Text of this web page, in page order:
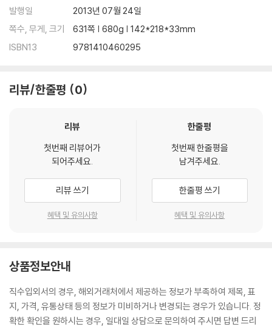
발행일
2013년 07월 24일
쪽수, 무게, 크기
631쪽 | 680g | 142*218*33mm
ISBN13
9781410460295
리뷰/한줄평 0
리뷰
첫번째 리뷰어가
되어주세요.
리뷰 쓰기
혜택 및 유의사항
한줄평
첫번째 한줄평을
남겨주세요.
한줄평 쓰기
혜택 및 유의사항
상품정보안내
직수입외서의 경우, 해외거래처에서 제공하는 정보가 부족하여 제목, 표
지, 가격, 유통상태 등의 정보가 미비하거나 변경되는 경우가 있습니다. 정
확한 확인을 원하시는 경우, 일대일 상담으로 문의하여 주시면 답변 드리